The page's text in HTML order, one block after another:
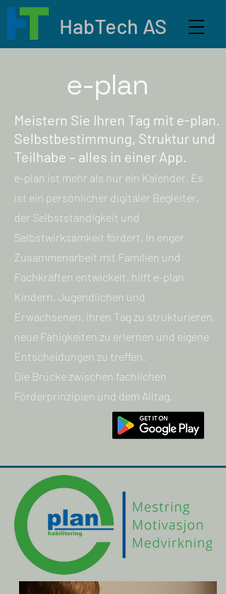
HabTech AS
e-plan
Meistern Sie Ihren Tag mit e-plan.
Selbstbestimmung, Struktur und
Teilhabe – alles in einer App.
e-plan ist mehr als nur ein Kalender. Es
ist ein persönlicher digitaler Begleiter,
der Selbstständigkeit und
Selbstwirksamkeit fördert. In enger
Zusammenarbeit mit Familien und
Fachkräften entwickelt, hilft e-plan
Kindern, Jugendlichen und
Erwachsenen, ihren Tag zu strukturieren,
neue Fähigkeiten zu erlernen und eigene
Entscheidungen zu treffen.
Die Brücke zwischen fachlichen
Förderprinzipien und dem Alltag.